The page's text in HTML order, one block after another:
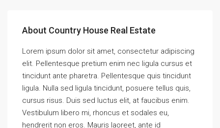
About Country House Real Estate
Lorem ipsum dolor sit amet, consectetur adipiscing
elit. Pellentesque pretium enim nec ligula cursus et
tincidunt ante pharetra. Pellentesque quis tincidunt
ligula. Nulla sed ligula tincidunt, posuere tellus quis,
cursus risus. Duis sed luctus elit, at faucibus enim.
Vestibulum libero mi, rhoncus et sodales eu,
hendrerit non eros. Mauris laoreet, ante id